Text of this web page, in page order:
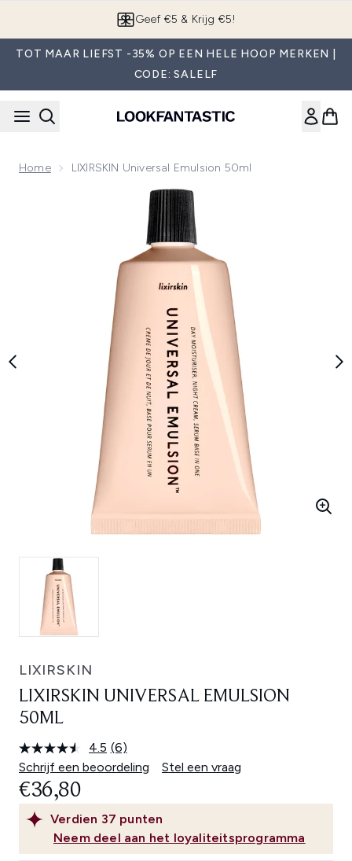
Geef €5 & Krijg €5!
TOT MAAR LIEFST -35% OP EEN HELE HOOP MERKEN |
CODE: SALELF
Home LIXIRSKIN Universal Emulsion 50ml
Now showing image 1 LIXIRSKIN Universal Emulsion 50ml
LIXIRSKIN
LIXIRSKIN UNIVERSAL EMULSION
50ML
4.5 Lees
6
beoordelingen.
paginalink.
(6)
Schrijf een beoordeling
Stel een vraag
Verdien 37 punten
Neem deel aan het loyaliteitsprogramma
€36,80